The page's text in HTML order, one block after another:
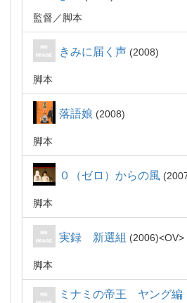
監督
脚本
きみに届く声 2008
脚本
落語娘 2008
脚本
０（ゼロ）からの風
脚本
実録 新選組 2006 OV
脚本
ミナミの帝王 ヤング